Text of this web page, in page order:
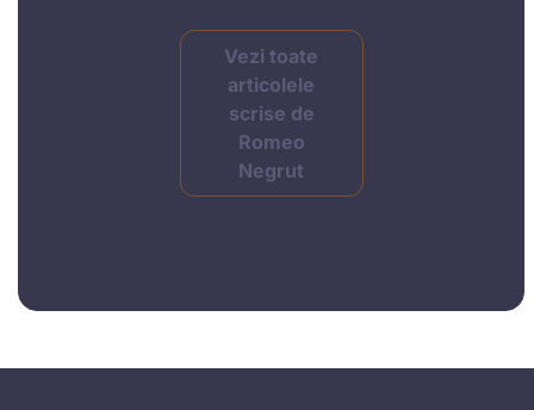
Vezi toate
articolele
scrise de
Romeo
Negrut